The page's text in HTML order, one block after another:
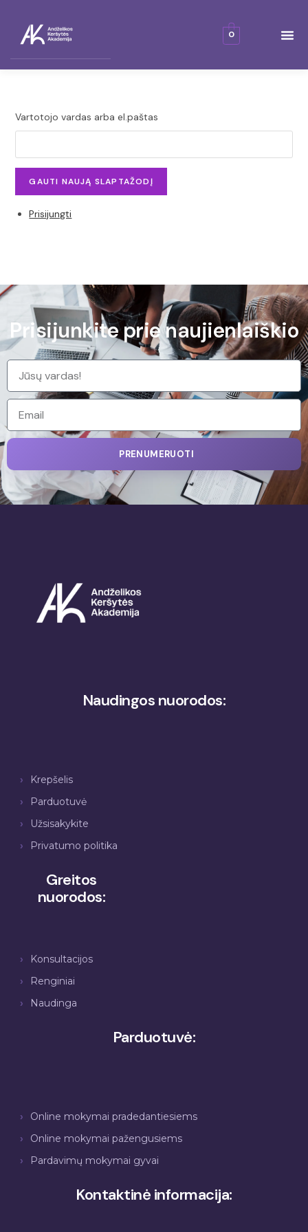
0
Vartotojo vardas arba el.paštas
GAUTI NAUJĄ SLAPTAŽODĮ
Prisijungti
Prisijunkite prie naujienlaiškio
Naudingos nuorodos:
Krepšelis
Parduotuvė
Užsisakykite
Privatumo politika
Greitos
nuorodos:
Konsultacijos
Renginiai
Naudinga
Parduotuvė:
Online mokymai pradedantiesiems
Online mokymai pažengusiems
Pardavimų mokymai gyvai
Kontaktinė informacija: